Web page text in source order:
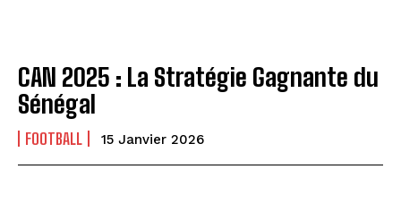
CAN 2025 : La Stratégie Gagnante du
Sénégal
FOOTBALL 15 Janvier 2026